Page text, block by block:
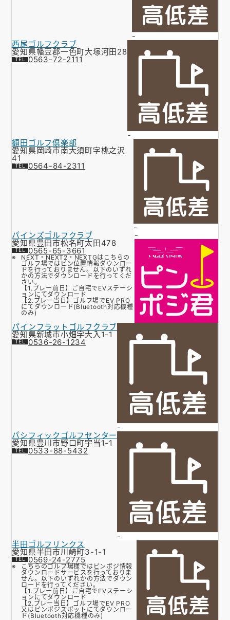
-
西尾ゴルフクラブ
愛知県幡豆郡一色町大塚河田28
0563-72-2111
-
額田ゴルフ倶楽部
愛知県岡崎市南大須町字桃之沢
41
0564-84-2311
-
パインズゴルフクラブ
愛知県豊田市松名町太田478
0565-65-3661
NEXT・NEXT2・NEXTGはこちらの
ゴルフ場ではピン位置情報ダウンロー
ドを行っておりません。以下のいずれ
かの方法でダウンロードを行ってくだ
さい。
【1.プレー前日】ご自宅でEVステーシ
ョンにてダウンロード
【2.プレー当日】ゴルフ場でEV PRO
にてダウンロード(Bluetooth対応機種
のみ)
-
パインフラットゴルフクラブ
愛知県新城市小畑字大入1-1
0536-26-1234
-
パシフィックゴルフセンター
愛知県豊川市野口町宇当1-1
0533-88-5432
-
半田ゴルフリンクス
愛知県半田市川崎町3-1-1
0569-24-2775
こちらのゴルフ場様ではピンポジ情報
ダウンロードサービスを行っておりま
せん。以下のいずれかの方法でダウン
ロードを行ってください。
【1.プレー前日】ご自宅でEVステーシ
ョンにてダウンロード
【2.プレー当日】ゴルフ場でEV PRO
又はピンポジスポットにてダウンロー
ド(Bluetooth対応機種のみ)